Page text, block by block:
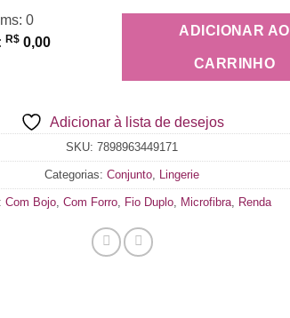
: 0
: R$ 0,00
ADICIONAR AO
CARRINHO
Adicionar à lista de desejos
SKU: 7898963449171
Categorias: Conjunto, Lingerie
Com Bojo, Com Forro, Fio Duplo, Microfibra, Renda